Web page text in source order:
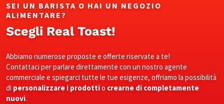
SEI UN BARISTA O HAI UN NEGOZIO
ALIMENTARE?
Scegli Real Toast!
Abbiamo numerose proposte e offerte riservate a te!
Contattaci per parlare direttamente con un nostro agente
commerciale e spiegarci tutte le tue esigenze, offriamo la possibilità
di personalizzare i prodottio crearne di completamente
nuovi.